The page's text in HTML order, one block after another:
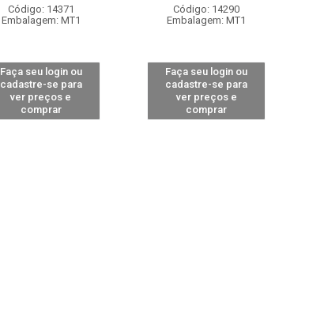
Código: 14371
Embalagem: MT1
Faça seu login ou
cadastre-se para
ver preços e
comprar
Código: 14290
Embalagem: MT1
Faça seu login ou
cadastre-se para
ver preços e
comprar